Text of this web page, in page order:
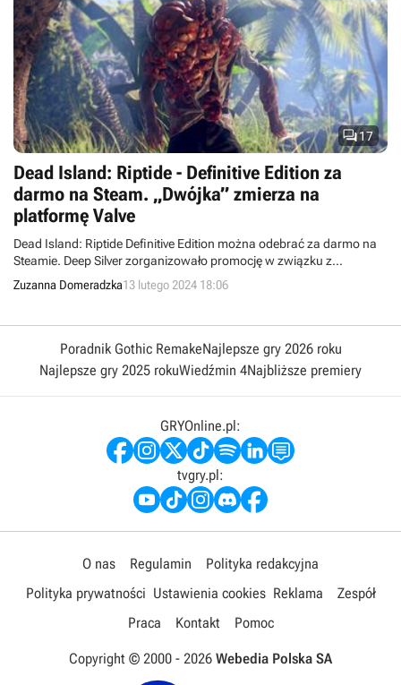
17
Dead Island: Riptide - Definitive Edition za
darmo na Steam. „Dwójka” zmierza na
platformę Valve
Dead Island: Riptide Definitive Edition można odebrać za darmo na
Steamie. Deep Silver zorganizowało promocję w związku z
nadchodzącym debiutem „dwójki” na platformie firmy Valve.
Zuzanna Domeradzka13 lutego 2024 18:06
Poradnik Gothic RemakeNajlepsze gry 2026 roku
Najlepsze gry 2025 rokuWiedźmin 4Najbliższe premiery
GRYOnline.pl:
tvgry.pl:
O nas Regulamin
Polityka redakcyjna
Polityka prywatności Ustawienia cookies Reklama
Zespół
Praca
Kontakt Pomoc
Copyright © 2000 - 2026 Webedia Polska SA